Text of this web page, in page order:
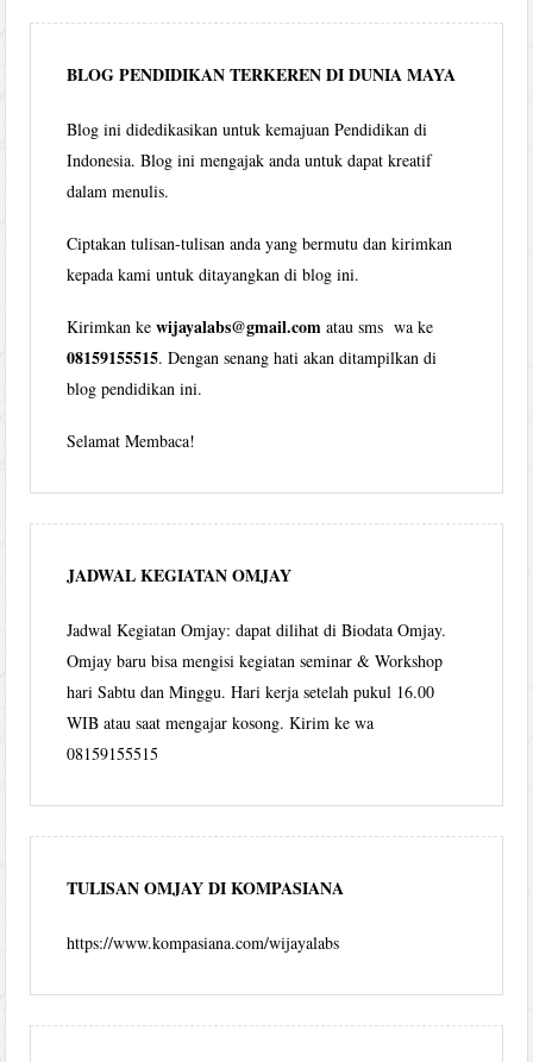
bulan
BLOG PENDIDIKAN TERKEREN DI DUNIA MAYA
Blog ini didedikasikan untuk kemajuan Pendidikan di
Indonesia. Blog ini mengajak anda untuk dapat kreatif
dalam menulis.
Ciptakan tulisan-tulisan anda yang bermutu dan kirimkan
kepada kami untuk ditayangkan di blog ini.
Kirimkan kewijayalabs@gmail.com atau sms wa ke
08159155515. Dengan senang hati akan ditampilkan di
blog pendidikan ini.
Selamat Membaca!
JADWAL KEGIATAN OMJAY
Jadwal Kegiatan Omjay: dapat dilihat di Biodata Omjay.
Omjay baru bisa mengisi kegiatan seminar & Workshop
hari Sabtu dan Minggu. Hari kerja setelah pukul 16.00
WIB atau saat mengajar kosong. Kirim ke wa
08159155515
TULISAN OMJAY DI KOMPASIANA
https://www.kompasiana.com/wijayalabs